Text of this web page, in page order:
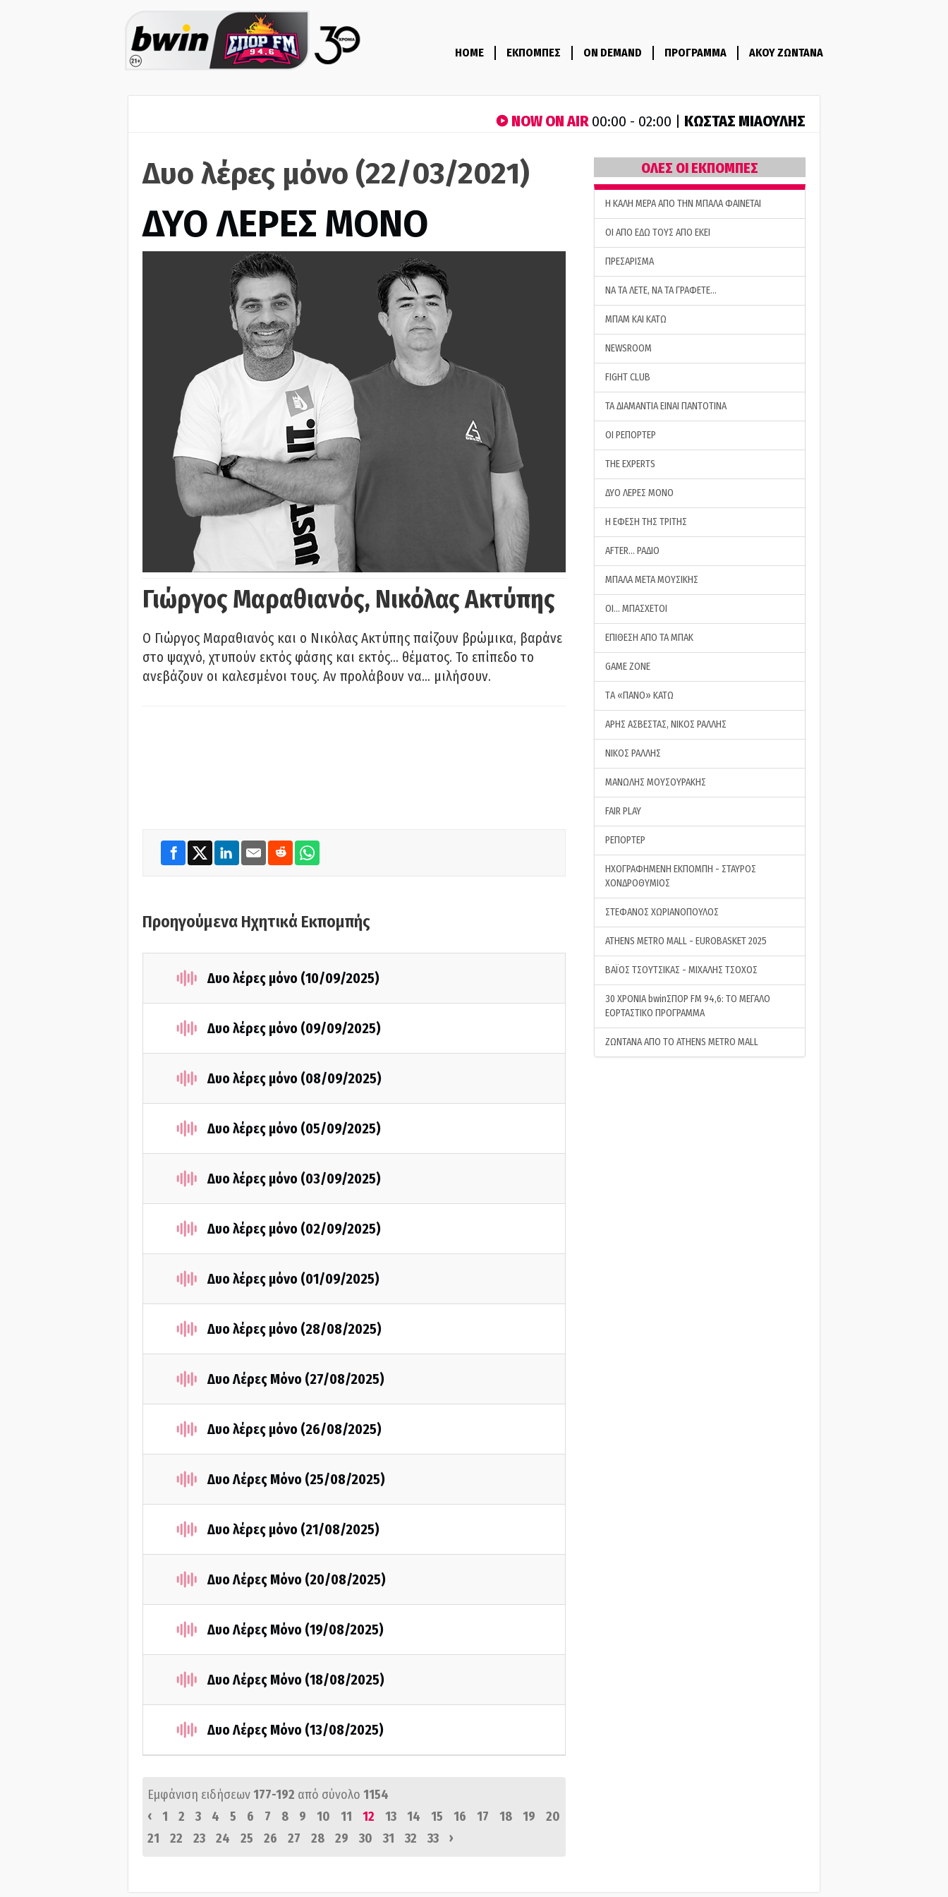
HOME ΕΚΠΟΜΠΕΣ ON DEMAND ΠΡΟΓΡΑΜΜΑ ΑΚΟΥ ΖΩΝΤΑΝΑ
NOW ON AIR00:00 - 02:00 | ΚΩΣΤΑΣ ΜΙΑΟΥΛΗΣ
Δυο λέρες μόνο (22/03/2021)
ΔΥΟ ΛΕΡΕΣ ΜΟΝΟ
Γιώργος Μαραθιανός, Νικόλας Ακτύπης
Ο Γιώργος Μαραθιανός και ο Νικόλας Ακτύπης παίζουν βρώμικα, βαράνε
στο ψαχνό, χτυπούν εκτός φάσης και εκτός… θέματος. Το επίπεδο το
ανεβάζουν οι καλεσμένοι τους. Αν προλάβουν να… μιλήσουν.
Προηγούμενα Ηχητικά Εκπομπής
Δυο λέρες μόνο (10/09/2025)
Δυο λέρες μόνο (09/09/2025)
Δυο λέρες μόνο (08/09/2025)
Δυο λέρες μόνο (05/09/2025)
Δυο λέρες μόνο (03/09/2025)
Δυο λέρες μόνο (02/09/2025)
Δυο λέρες μόνο (01/09/2025)
Δυο λέρες μόνο (28/08/2025)
Δυο Λέρες Μόνο (27/08/2025)
Δυο λέρες μόνο (26/08/2025)
Δυο Λέρες Μόνο (25/08/2025)
Δυο λέρες μόνο (21/08/2025)
Δυο Λέρες Μόνο (20/08/2025)
Δυο Λέρες Μόνο (19/08/2025)
Δυο Λέρες Μόνο (18/08/2025)
Δυο Λέρες Μόνο (13/08/2025)
Εμφάνιση ειδήσεων177-192 από σύνολο 1154
‹
1 2 3 4 5 6 7 8 9 10 11 12 13 14 15 16 17 18 19
20
21
22 23 24 25 26 27 28 29 30 31 32 33 ›
ΟΛΕΣ ΟΙ ΕΚΠΟΜΠΕΣ
H ΚΑΛΗ ΜΕΡΑ ΑΠΟ ΤΗΝ ΜΠΑΛΑ ΦΑΙΝΕΤΑΙ
ΟΙ ΑΠΟ ΕΔΩ ΤΟΥΣ ΑΠΟ ΕΚΕΙ
ΠΡΕΣΑΡΙΣΜΑ
ΝΑ ΤΑ ΛΕΤΕ, ΝΑ ΤΑ ΓΡΑΦΕΤΕ…
ΜΠΑΜ ΚΑΙ ΚΑΤΩ
NEWSROOM
FIGHT CLUB
ΤΑ ΔΙΑΜΑΝΤΙΑ ΕΙΝΑΙ ΠΑΝΤΟΤΙΝΑ
ΟΙ ΡΕΠΟΡΤΕΡ
THE EXPERTS
ΔΥΟ ΛΕΡΕΣ ΜΟΝΟ
Η ΕΦΕΣΗ ΤΗΣ ΤΡΙΤΗΣ
AFTER… ΡΑΔΙΟ
ΜΠΑΛΑ ΜΕΤΑ ΜΟΥΣΙΚΗΣ
ΟΙ… ΜΠΑΣΧΕΤΟΙ
ΕΠΙΘΕΣΗ ΑΠΟ ΤΑ ΜΠΑΚ
GAME ZONE
ΤA «ΠΑΝΟ» ΚΑΤΩ
ΑΡΗΣ ΑΣΒΕΣΤΑΣ, ΝΙΚΟΣ ΡΑΛΛΗΣ
ΝΙΚΟΣ ΡΑΛΛΗΣ
ΜΑΝΩΛΗΣ ΜΟΥΣΟΥΡΑΚΗΣ
FAIR PLAY
ΡΕΠΟΡΤΕΡ
ΗΧΟΓΡΑΦΗΜΕΝΗ ΕΚΠΟΜΠΗ - ΣΤΑΥΡΟΣ
ΧΟΝΔΡΟΘΥΜΙΟΣ
ΣΤΕΦΑΝΟΣ ΧΩΡΙΑΝΟΠΟΥΛΟΣ
ATHENS METRO MALL - EUROBASKET 2025
ΒΑΪΟΣ ΤΣΟΥΤΣΙΚΑΣ - ΜΙΧΑΛΗΣ ΤΣΟΧΟΣ
30 ΧΡΟΝΙΑ bwinΣΠΟΡ FM 94,6: ΤΟ ΜΕΓΑΛΟ
ΕΟΡΤΑΣΤΙΚΟ ΠΡΟΓΡΑΜΜΑ
ΖΩΝΤΑΝΑ ΑΠΟ ΤΟ ATHENS METRO MALL